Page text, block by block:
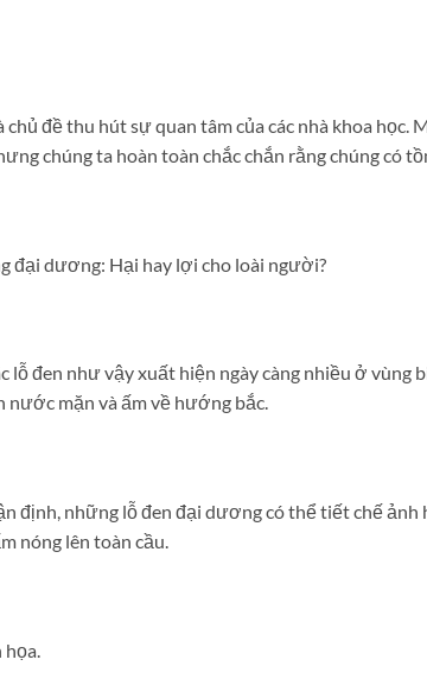
chủ đề thu hút sự quan tâm của các nhà khoa học.
chúng ta hoàn toàn chắc chắn rằng chúng có
đại dương: Hại hay lợi cho loài người?
lỗ đen như vậy xuất hiện ngày càng nhiều ở vùng
nước mặn và ấm về hướng bắc.
định, những lỗ đen đại dương có thể tiết chế
nóng lên toàn cầu.